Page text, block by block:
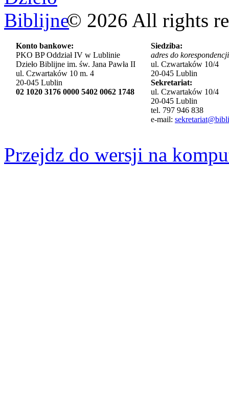
© 2026 All rights
Konto bankowe:
PKO BP Oddział IV w Lublinie
Dzieło Biblijne im. św. Jana Pawła II
ul. Czwartaków 10 m. 4
20-045 Lublin
02 1020 3176 0000 5402 0062 1748
Siedziba:
adres do
ul. Czwartaków 10/4
20-045 Lublin
Sekretariat:
ul. Czwartaków 10/4
20-045 Lublin
tel. 797 946 838
e-mail:
Przejdz do wersji na